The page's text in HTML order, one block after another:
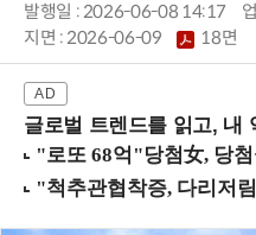
발행일 : 2026-06-08 14:17
지면 :2026-06-09 18면
글로벌 트렌드를 읽고, 내 역할을 가늠하